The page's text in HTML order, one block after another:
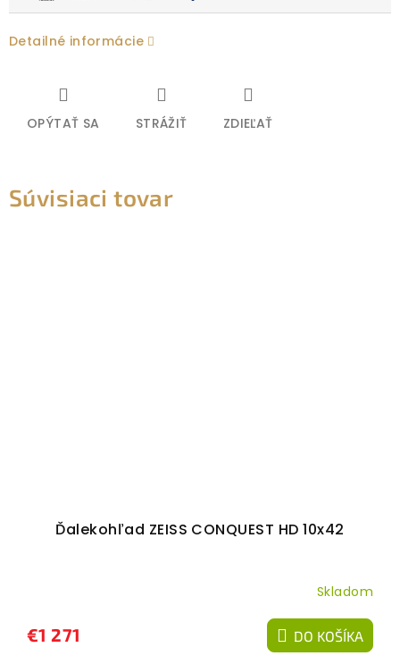
Detailné informácie
OPÝTAŤ SA STRÁŽIŤ ZDIEĽAŤ
Súvisiaci tovar
Ďalekohľad ZEISS CONQUEST HD 10x42
Skladom
€1 271 DO KOŠÍKA